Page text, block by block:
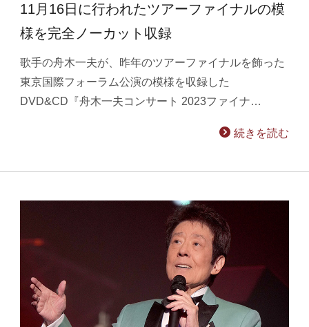
11月16日に行われたツアーファイナルの模
様を完全ノーカット収録
歌手の舟木一夫が、昨年のツアーファイナルを飾った
東京国際フォーラム公演の模様を収録した
DVD&CD『舟木一夫コンサート 2023ファイナ…
続きを読む